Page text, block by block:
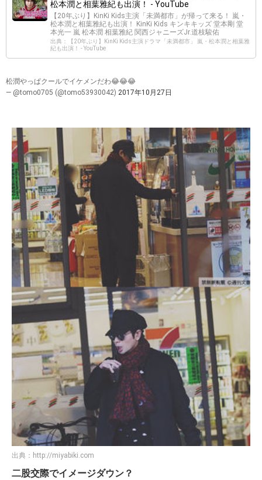
松本潤と相葉雅紀も出演！ - YouTube
【20年ぶり】KinKi Kids主演「未満都市」が帰って来る！ 嵐・
松本潤と相葉雅紀も出演！ KinKi Kids キンキキッズ 堂本剛 堂
本光一 嵐 松本潤 相葉雅紀 関西ジャニーズJr.道枝駿佑
出典：【20年ぶり】KinKi Kids主演ドラマ「未満都市」 嵐・松本潤と相葉雅
紀も出演！ - YouTube
松潤やっぱクールでイケメンだわ😂😂😂
— @tomo0705 (@tomo53930042) 2017年10月27日
出典： http://miyabiki.com
二股交際でイメージダウン？